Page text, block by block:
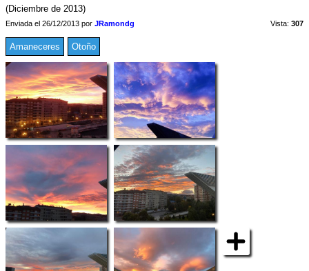
(Diciembre de 2013)
Enviada el 26/12/2013 por JRamondg Vista: 307
Amaneceres Otoño